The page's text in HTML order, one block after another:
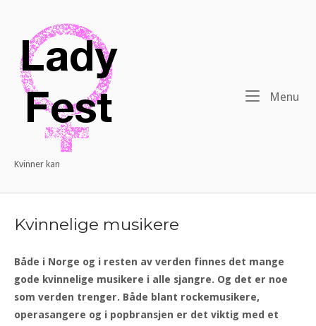
Kvinner kan
Menu
Kvinnelige musikere
Både i Norge og i resten av verden finnes det mange
gode kvinnelige musikere i alle sjangre. Og det er noe
som verden trenger. Både blant rockemusikere,
operasangere og i popbransjen er det viktig med et